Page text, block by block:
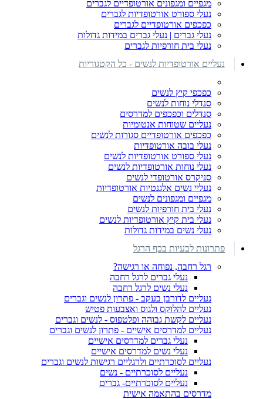
מגפיים ומגפונים אורטופדיים לגברים
נעלי ספורט אורטופדיות לגברים
כפכפים אורטופדיים לגברים
נעלי גברים | נעלי גברים במידות גדולות
נעלי בית חורפיות לגברים
נעליים אורטופדיות לנשים - כל הקטגוריות
כפכפי קיץ לנשים
סנדלי נוחות לנשים
סנדלים וכפכפים למדרסים
נעליים שטוחות אנטומיות
כפכפים אורטופדיים סגורות לנשים
נעלי בובה אורטופדיות
נעלי ספורט אורטופדיות לנשים
נעלי נוחות אורטופדיות לנשים
סניקרס אורטופדי לנשים
נעליי נשים אלגנטיות אורטופדיות
מגפיים ומגפונים לנשים
נעלי בית חורפיות לנשים
נעלי בית קיץ אורטופדיות לנשים
נעלי נשים במידות גדולות
פתרונות לבעיות בכף הרגל
רגל רחבה, נפוחה או רגישה?
נעלי גברים לרגל רחבה
נעלי נשים לרגל רחבה
נעליים לדורבן בעקב - פתרון לנשים וגברים
נעליים להלוקס ולגוס ואצבעות פטיש
נעליים לקשת גבוהה ופלטפוס - לנשים וגברים
נעליים למדרסים אישיים - פתרון לנשים וגברים
נעלי גברים למדרסים אישיים
נעלי נשים למדרסים אישיים
נעליים לסוכרתיים ולרגליים רגישות לנשים וגברים
נעליים לסוכרתיים - נשים
נעליים לסוכרתיים- גברים
מדרסים בהתאמה אישית